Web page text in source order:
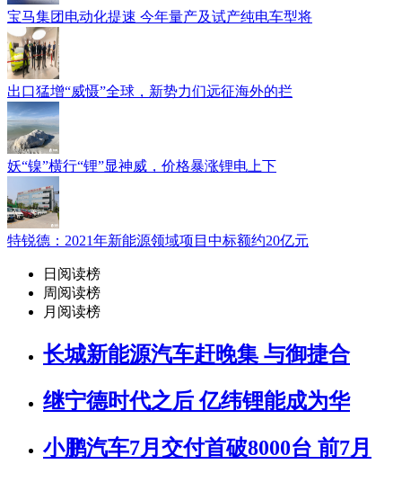
宝马集团电动化提速 今年量产及试产纯电车型将
出口猛增“威慑”全球，新势力们远征海外的拦
妖“镍”横行“锂”显神威，价格暴涨锂电上下
特锐德：2021年新能源领域项目中标额约20亿元
日阅读榜
周阅读榜
月阅读榜
长城新能源汽车赶晚集 与御捷合
继宁德时代之后 亿纬锂能成为华
小鹏汽车7月交付首破8000台 前7月